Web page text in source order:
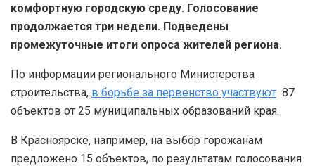
комфортную городскую среду. Голосование
продолжается три недели. Подведены
промежуточные итоги опроса жителей региона.
По информации регионального Министерства
строительства, в борьбе за первенство участвуют 87
объектов от 25 муниципальных образований края.
В Красноярске, например, на выбор горожанам
предложено 15 объектов, по результатам голосования